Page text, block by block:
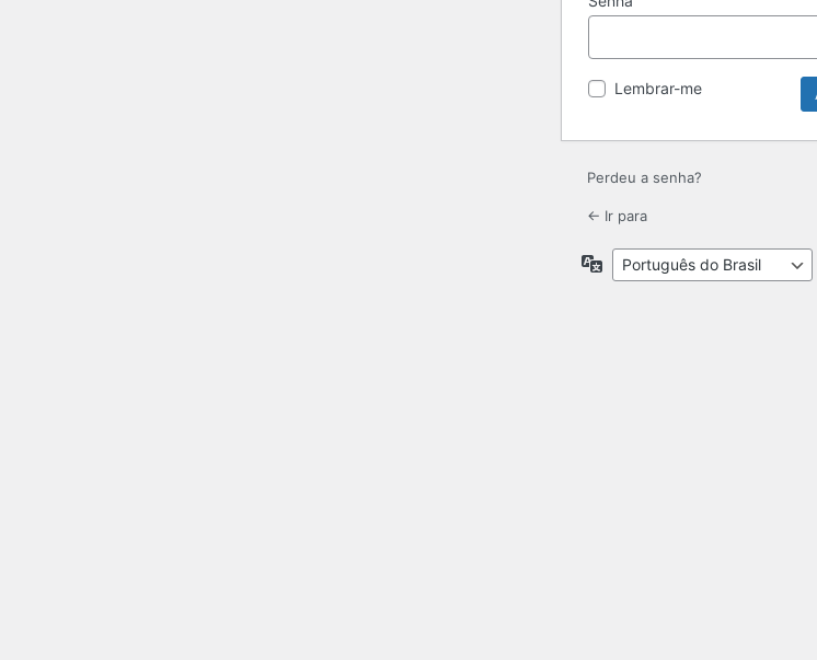
Lembrar-me
Perdeu a senha?
← Ir para
Idioma